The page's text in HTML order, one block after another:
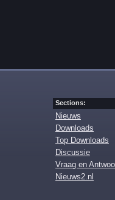
Sections:
Nieuws
Downloads
Top Downloads
Discussie
Vraag en
Nieuws2.nl